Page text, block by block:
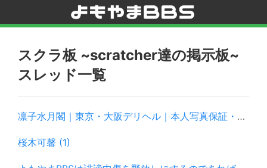
スクラ板 ~scratcher達の掲示板~
スレッド一覧
凛子水月閣｜東京・大阪デリヘル｜本人写真保証・ホテル・自宅派遣対応 (2)
桜木可馨 (1)